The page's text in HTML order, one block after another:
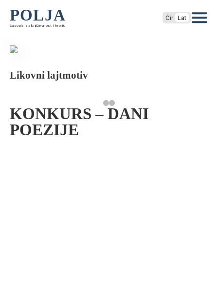
POLJA
časopis za književnost i teoriju
Ćir Lat
Likovni lajtmotiv
KONKURS – DANI
POEZIJE